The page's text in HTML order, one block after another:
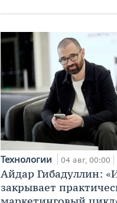
Технологии 04 авг, 00:00
Айдар Гибадуллин:
закрывает